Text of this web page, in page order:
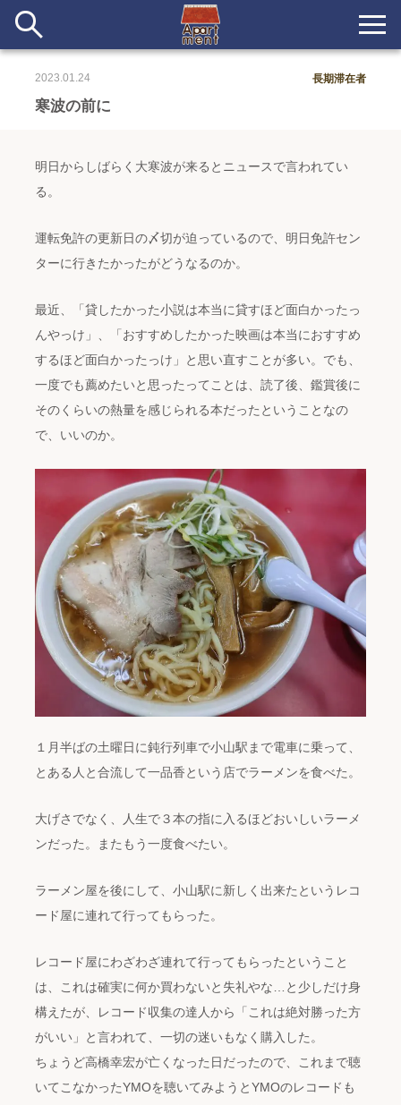
#旅
#日記 #暮らし #生活 #留学 #考え事 #音楽
イベント&ショップ
アパートメントについて
寄付について
配信
入居者一覧
寒波の前に
2023.01.24 長期滞在者
明日からしばらく大寒波が来るとニュースで言われてい
る。
運転免許の更新日の〆切が迫っているので、明日免許セン
ターに行きたかったがどうなるのか。
最近、「貸したかった小説は本当に貸すほど面白かったっ
んやっけ」、「おすすめしたかった映画は本当におすすめ
するほど面白かったっけ」と思い直すことが多い。でも、
一度でも薦めたいと思ったってことは、読了後、鑑賞後に
そのくらいの熱量を感じられる本だったということなの
で、いいのか。
１月半ばの土曜日に鈍行列車で小山駅まで電車に乗って、
とある人と合流して一品香という店でラーメンを食べた。
大げさでなく、人生で３本の指に入るほどおいしいラーメ
ンだった。またもう一度食べたい。
ラーメン屋を後にして、小山駅に新しく出来たというレコ
ード屋に連れて行ってもらった。
レコード屋にわざわざ連れて行ってもらったということ
は、これは確実に何か買わないと失礼やな…と少しだけ身
構えたが、レコード収集の達人から「これは絶対勝った方
がいい」と言われて、一切の迷いもなく購入した。
ちょうど高橋幸宏が亡くなった日だったので、これまで聴
いてこなかったYMOを聴いてみようとYMOのレコードも